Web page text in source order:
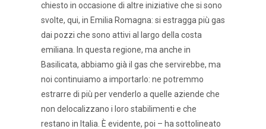
chiesto in occasione di altre iniziative che si sono
svolte, qui, in Emilia Romagna: si estragga più gas
dai pozzi che sono attivi al largo della costa
emiliana. In questa regione, ma anche in
Basilicata, abbiamo già il gas che servirebbe, ma
noi continuiamo a importarlo: ne potremmo
estrarre di più per venderlo a quelle aziende che
non delocalizzano i loro stabilimenti e che
restano in Italia. È evidente, poi – ha sottolineato